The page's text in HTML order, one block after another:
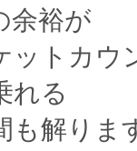
余裕が
ットカウ
れる
も解りま